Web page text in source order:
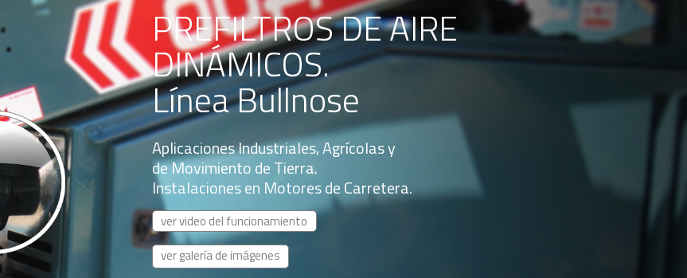
PREFILTROS DE AIRE
DINÁMICOS.
Línea Bullnose
Aplicaciones Industriales, Agrícolas y
de Movimiento de Tierra.
Instalaciones en Motores de Carretera.
ver video del funcionamiento
ver galería de imágenes